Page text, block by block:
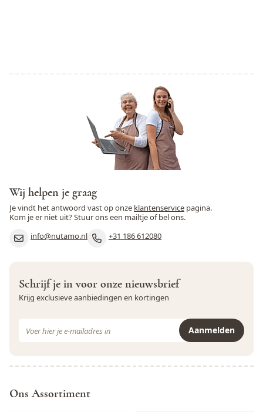
Wij helpen je graag
Je vindt het antwoord vast op onze klantenservice pagina.
Kom je er niet uit? Stuur ons een mailtje of bel ons.
info@nutamo.nl
+31 186 612080
Schrijf je in voor onze nieuwsbrief
Krijg exclusieve aanbiedingen en kortingen
Aanmelden
Ons Assortiment